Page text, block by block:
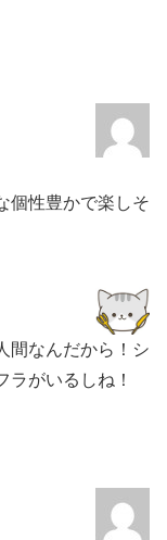
個性豊かで楽しそ
間なんだから！シ
ラがいるしね！